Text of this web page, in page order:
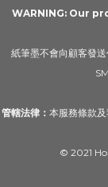
WARNING: Our
紙筆墨不會向顧客發
管轄法律： 本服務條款
© 2021